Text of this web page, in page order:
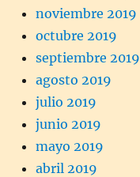
noviembre 2019
octubre 2019
septiembre 2019
agosto 2019
julio 2019
junio 2019
mayo 2019
abril 2019